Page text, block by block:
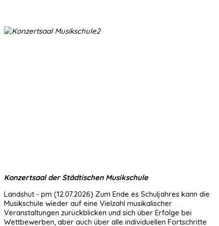
Konzertsaal der Städtischen Musikschule
Landshut - pm (12.07.2026) Zum Ende es Schuljahres kann die
Musikschule wieder auf eine Vielzahl musikalischer
Veranstaltungen zurückblicken und sich über Erfolge bei
Wettbewerben, aber auch über alle individuellen Fortschritte